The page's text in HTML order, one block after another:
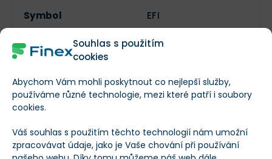
Souhlas s použitím
cookies
Abychom Vám mohli poskytnout co nejlepší služby,
používáme různé technologie, mezi které patří i soubory
cookies.
Váš souhlas s použitím těchto technologií nám umožní
zpracovávat údaje, jako je Vaše chování při používání
Symbol EFI
Aktuální počet
Maximální počet